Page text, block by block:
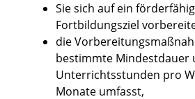
Sie sich auf ein
Fortbildungsziel
die
bestimmte Mindestdauer
Unterrichtsstunden pro
Monate umfasst,